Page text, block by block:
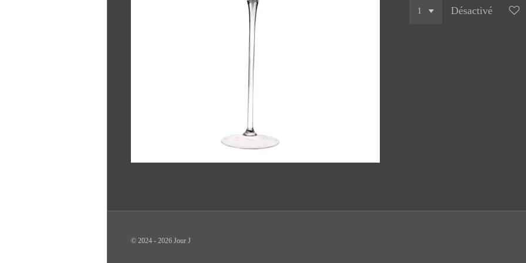
Désactivé
© 2024 - 2026 Jour J